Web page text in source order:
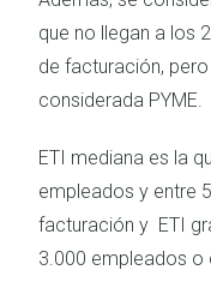
que no llegan a los
de facturación,
considerada PYME.
ETI mediana es la
empleados y entre
facturación y ETI
3.000 empleados o